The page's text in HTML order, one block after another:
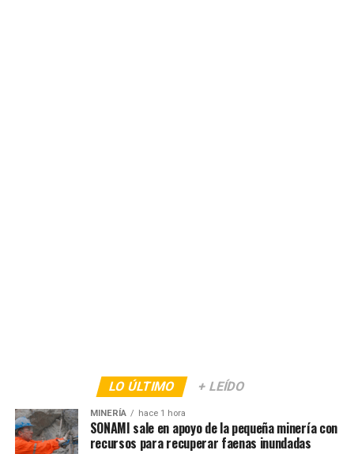
LO ÚLTIMO + LEÍDO
MINERÍA hace 1 hora
SONAMI sale en apoyo de la pequeña minería con
recursos para recuperar faenas inundadas